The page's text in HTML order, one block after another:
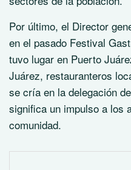
Por último, el Director
en el pasado Festival
tuvo lugar en Puerto
Juárez, restauranteros
se cría en la delegación
significa un impulso a los
comunidad.